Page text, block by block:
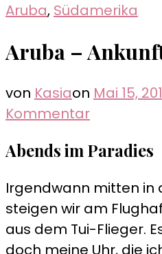
Aruba, Südamerika
Aruba –
von Kasiaon Mai 15,
Kommentarzu
–
im
Paradies
Abends im Paradies
Irgendwann mitten in
steigen wir am
aus dem Tui-Flieger.
doch meine Uhr, die